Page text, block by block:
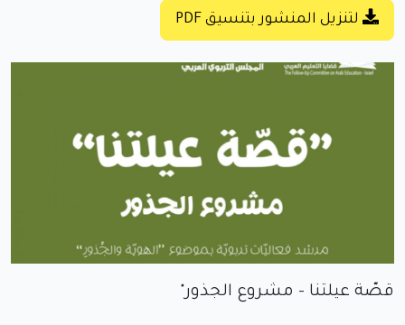
لتنزيل المنشور بتنسيق PDF
قصّة عيلتنا – مشروع الجذور"